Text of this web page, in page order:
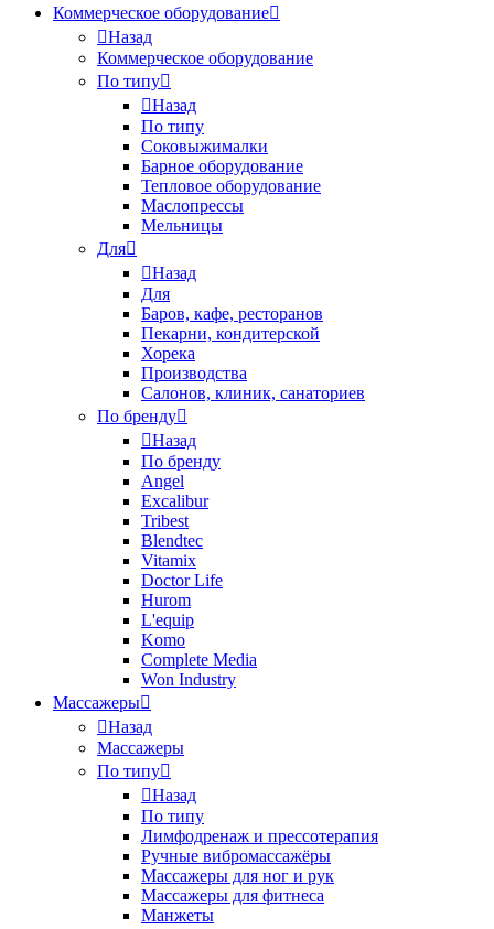
Коммерческое оборудование
Назад
Коммерческое оборудование
По типу
Назад
По типу
Соковыжималки
Барное оборудование
Тепловое оборудование
Маслопрессы
Мельницы
Для
Назад
Для
Баров, кафе, ресторанов
Пекарни, кондитерской
Хорека
Производства
Салонов, клиник, санаториев
По бренду
Назад
По бренду
Angel
Excalibur
Tribest
Blendtec
Vitamix
Doctor Life
Hurom
L'equip
Komo
Complete Media
Won Industry
Массажеры
Назад
Массажеры
По типу
Назад
По типу
Лимфодренаж и прессотерапия
Ручные вибромассажёры
Массажеры для ног и рук
Массажеры для фитнеса
Манжеты